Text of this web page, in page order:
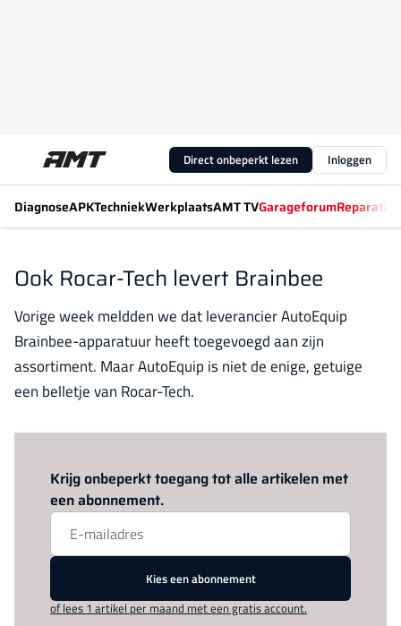
Direct onbeperkt lezen Inloggen
DiagnoseAPKTechniekWerkplaatsAMT TVGarageforum
Ook Rocar-Tech levert Brainbee
Vorige week meldden we dat leverancier AutoEquip
Brainbee-apparatuur heeft toegevoegd aan zijn
assortiment. Maar AutoEquip is niet de enige, getuige
een belletje van Rocar-Tech.
Krijg onbeperkt toegang tot alle artikelen met
een abonnement.
Kies een abonnement
of lees 1 artikel per maand met een gratis account.